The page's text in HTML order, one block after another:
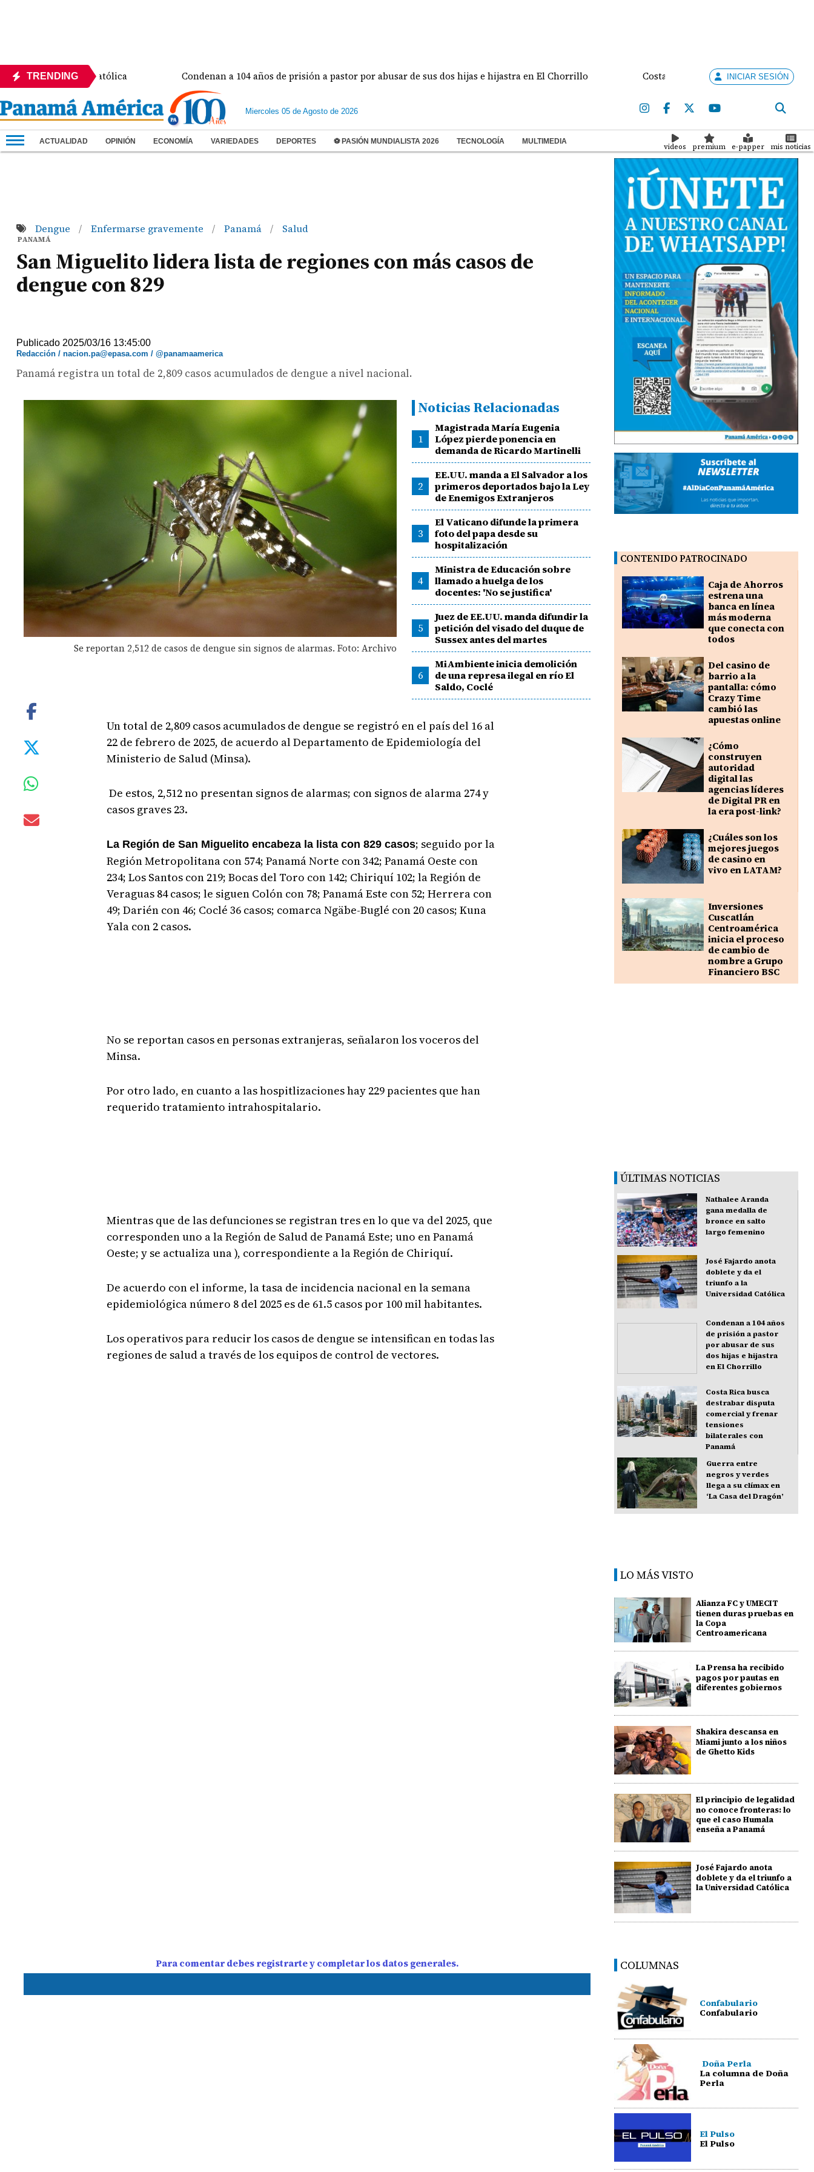
TRENDING
Católica Condenan a 104 años de prisión a pastor por abusar de sus dos hijas e hijastra en El Chorrillo Costa Rica busca destrabar disputa
INICIAR SESIÓN
Miercoles 05 de Agosto de 2026
ACTUALIDAD OPINIÓN ECONOMÍA VARIEDADES DEPORTES ⚽ PASIÓN MUNDIALISTA 2026 TECNOLOGÍA MULTIMEDIA
videos premium e-papper mis noticias
Dengue / Enfermarse gravemente / Panamá / Salud
PANAMÁ
San Miguelito lidera lista de regiones con más casos de
dengue con 829
Publicado 2025/03/16 13:45:00
Redacción / nacion.pa@epasa.com / @panamaamerica
Panamá registra un total de 2,809 casos acumulados de dengue a nivel nacional.
Se reportan 2,512 de casos de dengue sin signos de alarmas. Foto: Archivo
Noticias Relacionadas
1
Magistrada María Eugenia
López pierde ponencia en
demanda de Ricardo Martinelli
2
EE.UU. manda a El Salvador a los
primeros deportados bajo la Ley
de Enemigos Extranjeros
3
El Vaticano difunde la primera
foto del papa desde su
hospitalización
4
Ministra de Educación sobre
llamado a huelga de los
docentes: 'No se justifica'
5
Juez de EE.UU. manda difundir la
petición del visado del duque de
Sussex antes del martes
6
MiAmbiente inicia demolición
de una represa ilegal en río El
Saldo, Coclé
Un total de 2,809 casos acumulados de dengue se registró en el país del 16 al
22 de febrero de 2025, de acuerdo al Departamento de Epidemiología del
Ministerio de Salud (Minsa).
De estos, 2,512 no presentan signos de alarmas; con signos de alarma 274 y
casos graves 23.
La Región de San Miguelito encabeza la lista con 829 casos; seguido por la
Región Metropolitana con 574; Panamá Norte con 342; Panamá Oeste con
234; Los Santos con 219; Bocas del Toro con 142; Chiriquí 102; la Región de
Veraguas 84 casos; le siguen Colón con 78; Panamá Este con 52; Herrera con
49; Darién con 46; Coclé 36 casos; comarca Ngäbe-Buglé con 20 casos; Kuna
Yala con 2 casos.
No se reportan casos en personas extranjeras, señalaron los voceros del
Minsa.
Por otro lado, en cuanto a las hospitlizaciones hay 229 pacientes que han
requerido tratamiento intrahospitalario.
Mientras que de las defunciones se registran tres en lo que va del 2025, que
corresponden uno a la Región de Salud de Panamá Este; uno en Panamá
Oeste; y se actualiza una ), correspondiente a la Región de Chiriquí.
De acuerdo con el informe, la tasa de incidencia nacional en la semana
epidemiológica número 8 del 2025 es de 61.5 casos por 100 mil habitantes.
Los operativos para reducir los casos de dengue se intensifican en todas las
regiones de salud a través de los equipos de control de vectores.
Para comentar debes registrarte y completar los datos generales.
CONTENIDO PATROCINADO
Caja de Ahorros
estrena una
banca en línea
más moderna
que conecta con
todos
Del casino de
barrio a la
pantalla: cómo
Crazy Time
cambió las
apuestas online
¿Cómo
construyen
autoridad
digital las
agencias líderes
de Digital PR en
la era post-link?
¿Cuáles son los
mejores juegos
de casino en
vivo en LATAM?
Inversiones
Cuscatlán
Centroamérica
inicia el proceso
de cambio de
nombre a Grupo
Financiero BSC
ÚLTIMAS NOTICIAS
Nathalee Aranda
gana medalla de
bronce en salto
largo femenino
José Fajardo anota
doblete y da el
triunfo a la
Universidad Católica
Condenan a 104 años
de prisión a pastor
por abusar de sus
dos hijas e hijastra
en El Chorrillo
Costa Rica busca
destrabar disputa
comercial y frenar
tensiones
bilaterales con
Panamá
Guerra entre
negros y verdes
llega a su clímax en
‘La Casa del Dragón’
LO MÁS VISTO
Alianza FC y UMECIT
tienen duras pruebas en
la Copa
Centroamericana
La Prensa ha recibido
pagos por pautas en
diferentes gobiernos
Shakira descansa en
Miami junto a los niños
de Ghetto Kids
El principio de legalidad
no conoce fronteras: lo
que el caso Humala
enseña a Panamá
José Fajardo anota
doblete y da el triunfo a
la Universidad Católica
COLUMNAS
Confabulario
Confabulario
Doña Perla
La columna de Doña
Perla
El Pulso
El Pulso